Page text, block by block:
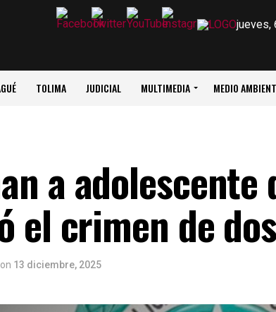
jueves,
TOLIMA JUDICIAL MULTIMEDIA MEDIO
a
el crimen de
on 13 diciembre, 2025